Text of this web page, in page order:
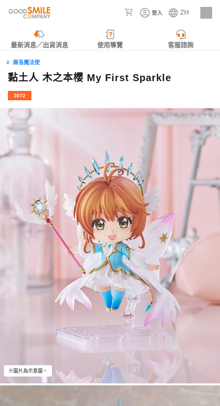
登入 ZH
人才招募
最新消息／出貨消息 使用導覽 客服諮詢
庫洛魔法使
黏土人 木之本櫻 My First Sparkle
3072
※圖片為示意圖。